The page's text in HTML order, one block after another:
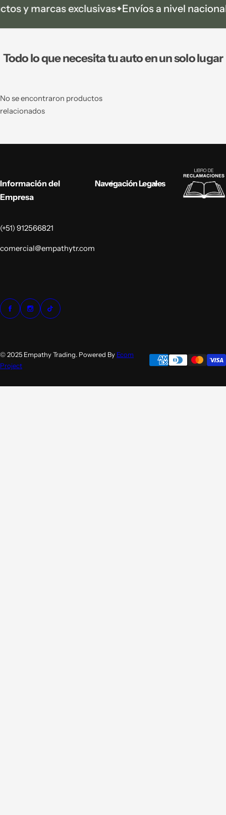
marcas exclusivas Envíos a nivel nacional
Todo lo que necesita tu auto en un solo lugar
No se encontraron productos
relacionados
Información del
Empresa
(+51) 912566821
comercial@empathytr.com
NavegaciónLegales
© 2025 Empathy Trading. Powered By Ecom
Project